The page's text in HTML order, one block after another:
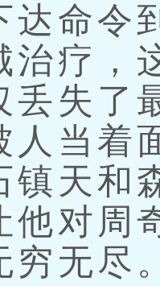
达命令
治疗，
丢失了
人当着
镇天和
他对周
穷无尽